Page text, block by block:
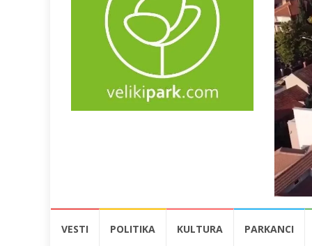
VESTI POLITIKA KULTURA PARKANCI